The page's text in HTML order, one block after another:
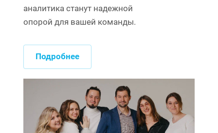
аналитика станут надежной
опорой для вашей команды.
Подробнее